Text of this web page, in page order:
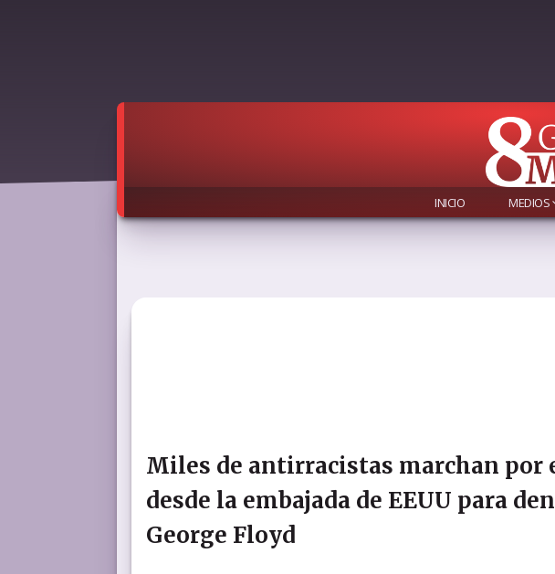
INICIO MEDIOS
Miles de antirracistas marchan por
desde la embajada de EEUU para
George Floyd